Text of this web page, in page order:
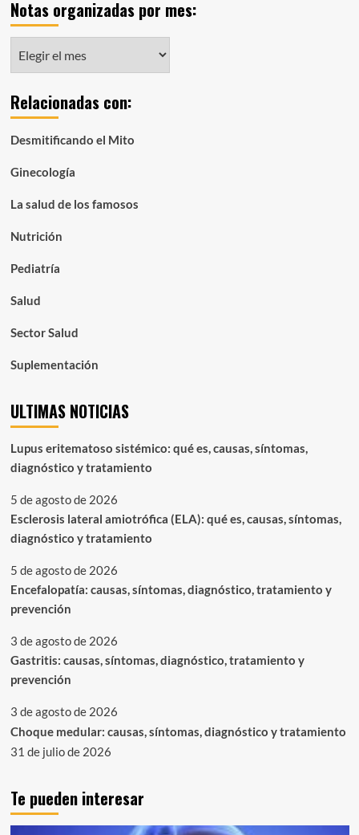
Notas organizadas por mes:
organizadas
mes:
Relacionadas con:
Desmitificando el Mito
Ginecología
La salud de los famosos
Nutrición
Pediatría
Salud
Sector Salud
Suplementación
ULTIMAS NOTICIAS
Lupus eritematoso sistémico: qué es, causas, síntomas,
diagnóstico y tratamiento
5 de agosto de 2026
Esclerosis lateral amiotrófica (ELA): qué es, causas, síntomas,
diagnóstico y tratamiento
5 de agosto de 2026
Encefalopatía: causas, síntomas, diagnóstico, tratamiento y
prevención
3 de agosto de 2026
Gastritis: causas, síntomas, diagnóstico, tratamiento y
prevención
3 de agosto de 2026
Choque medular: causas, síntomas, diagnóstico y tratamiento
31 de julio de 2026
Te pueden interesar